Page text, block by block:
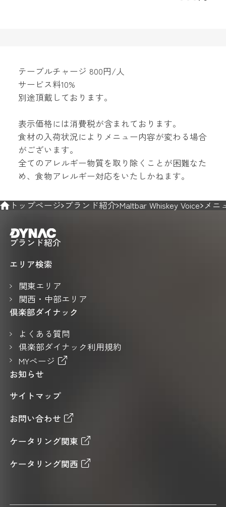
テーブルチャージ 800円/人
サービス料10%
別途頂戴しております。
表示価格には消費税が含まれております。
食材の入荷状況によりメニュー内容が変わる場合
がございます。
全てのアレルギー物質を取り除くことが困難なた
め、食物アレルギー対応をいたしかねます。
トップページ ブランド紹介 Maltbar Whiskey Voice メニ
ブランド紹介
エリア検索
関東エリア
関西・中部エリア
倶楽部ダイナック
よくある質問
倶楽部ダイナック利用規約
MYページ
お知らせ
サイトマップ
お問い合わせ
ケータリング関東
ケータリング関西